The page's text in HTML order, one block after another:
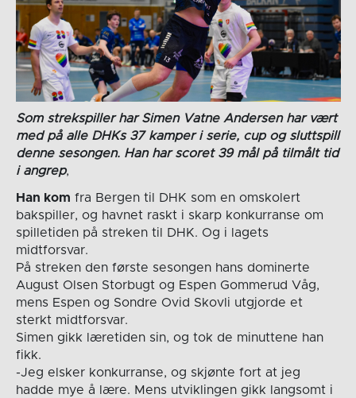
Som strekspiller har Simen Vatne Andersen har vært
med på alle DHKs 37 kamper i serie, cup og sluttspill
denne sesongen. Han har scoret 39 mål på tilmålt tid
i angrep,
Han kom fra Bergen til DHK som en omskolert
bakspiller, og havnet raskt i skarp konkurranse om
spilletiden på streken til DHK. Og i lagets
midtforsvar.
På streken den første sesongen hans dominerte
August Olsen Storbugt og Espen Gommerud Våg,
mens Espen og Sondre Ovid Skovli utgjorde et
sterkt midtforsvar.
Simen gikk læretiden sin, og tok de minuttene han
fikk.
-Jeg elsker konkurranse, og skjønte fort at jeg
hadde mye å lære. Mens utviklingen gikk langsomt i